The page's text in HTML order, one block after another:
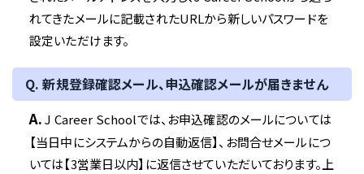
れてきたメールに記載されたURLから新しいパスワードを
設定いただけます。
Q. 新規登録確認メール、申込確認メールが届きません
A.J Career Schoolでは、お申込確認のメールについては
【当日中にシステムからの自動返信】、お問合せメールにつ
いては【3営業日以内】に返信させていただいております。上